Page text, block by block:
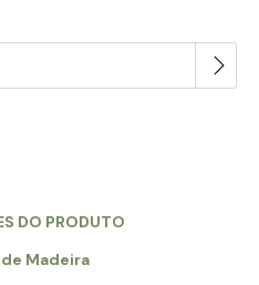
DO PRODUTO
Madeira